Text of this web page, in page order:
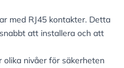
med RJ45 kontakter. Detta
att installera och att
nivåer för säkerheten